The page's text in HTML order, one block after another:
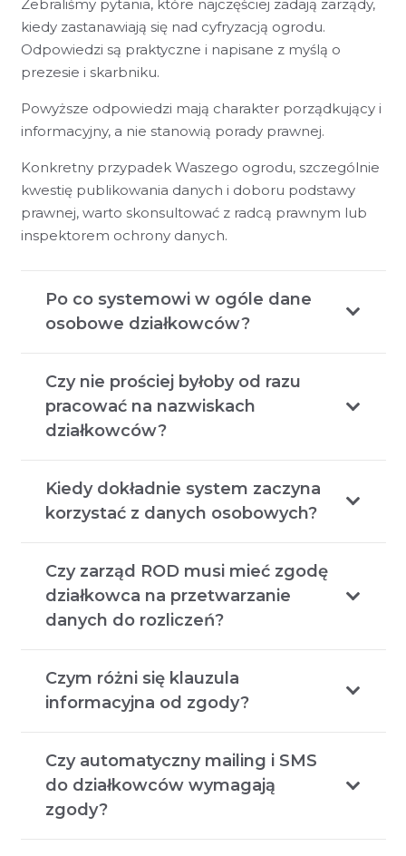
Zebraliśmy pytania, które najczęściej zadają zarządy,
kiedy zastanawiają się nad cyfryzacją ogrodu.
Odpowiedzi są praktyczne i napisane z myślą o
prezesie i skarbniku.
Powyższe odpowiedzi mają charakter porządkujący i
informacyjny, a nie stanowią porady prawnej.
Konkretny przypadek Waszego ogrodu, szczególnie
kwestię publikowania danych i doboru podstawy
prawnej, warto skonsultować z radcą prawnym lub
inspektorem ochrony danych.
Po co systemowi w ogóle dane
osobowe działkowców?
Czy nie prościej byłoby od razu
pracować na nazwiskach
działkowców?
Kiedy dokładnie system zaczyna
korzystać z danych osobowych?
Czy zarząd ROD musi mieć zgodę
działkowca na przetwarzanie
danych do rozliczeń?
Czym różni się klauzula
informacyjna od zgody?
Czy automatyczny mailing i SMS
do działkowców wymagają
zgody?